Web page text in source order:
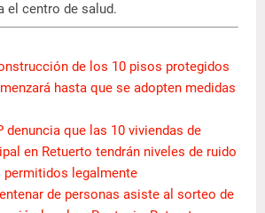
el centro de salud.
de los 10 pisos protegidos
hasta que se adopten medidas
denuncia que las 10 viviendas de
en Retuerto tendrán niveles de ruido
permitidos legalmente
de personas asiste al sorteo de